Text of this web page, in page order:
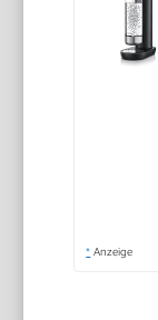
* Anzeige